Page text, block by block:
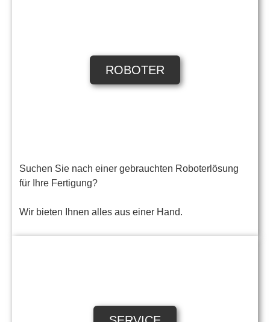
ROBOTER
Suchen Sie nach einer gebrauchten Roboterlösung
für Ihre Fertigung?
Wir bieten Ihnen alles aus einer Hand.